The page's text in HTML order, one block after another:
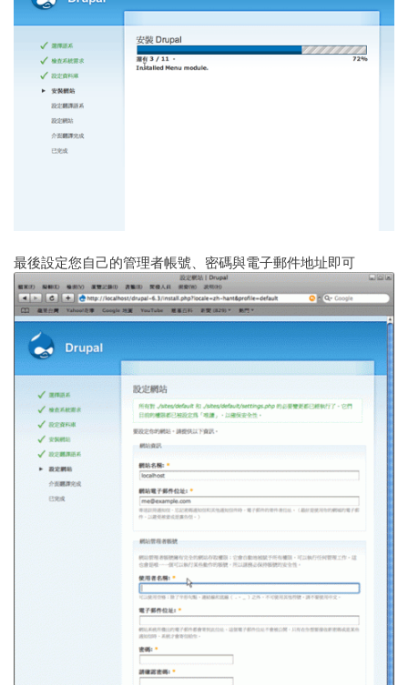
最後設定您自己的管理者帳號、密碼與電子郵件地址即可